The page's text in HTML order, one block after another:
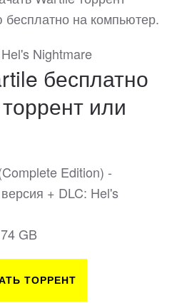
на компьютер.
Nightmare
бесплатно
или
Edition) -
+ DLC: Hel's
GB
ТОРРЕНТ